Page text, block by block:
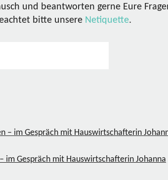
und beantworten gerne Eure
bitte unsere Netiquette.
im Gespräch mit Hauswirtschafterin Johanna